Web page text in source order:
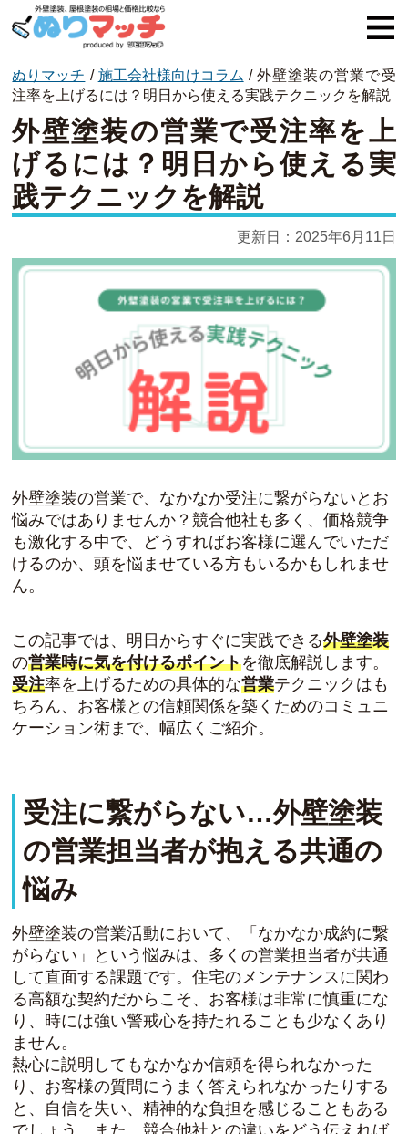
ぬりマッチとは
オススメ企業
費用と相場
外壁塗装
ぬりマッチ / 施工会社様向けコラム / 外壁塗装の営業で受
注率を上げるには？明日から使える実践テクニックを解説
外壁塗装の営業で受注率を上
げるには？明日から使える実
践テクニックを解説
更新日： 2025年6月11日
外壁塗装の営業で、なかなか受注に繋がらないとお
悩みではありませんか？競合他社も多く、価格競争
も激化する中で、どうすればお客様に選んでいただ
けるのか、頭を悩ませている方もいるかもしれませ
ん。
この記事では、明日からすぐに実践できる外壁塗装
の営業時に気を付けるポイントを徹底解説します。
受注率を上げるための具体的な営業テクニックはも
ちろん、お客様との信頼関係を築くためのコミュニ
ケーション術まで、幅広くご紹介。
受注に繋がらない…外壁塗装
の営業担当者が抱える共通の
悩み
外壁塗装の営業活動において、「なかなか成約に繋
がらない」という悩みは、多くの営業担当者が共通
して直面する課題です。住宅のメンテナンスに関わ
る高額な契約だからこそ、お客様は非常に慎重にな
り、時には強い警戒心を持たれることも少なくあり
ません。
熱心に説明してもなかなか信頼を得られなかった
り、お客様の質問にうまく答えられなかったりする
と、自信を失い、精神的な負担を感じることもある